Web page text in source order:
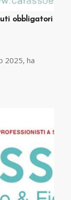
obbligatori
2025, ha